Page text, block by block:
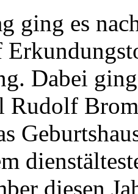
ging es
Dabei
Rudolf
diesen